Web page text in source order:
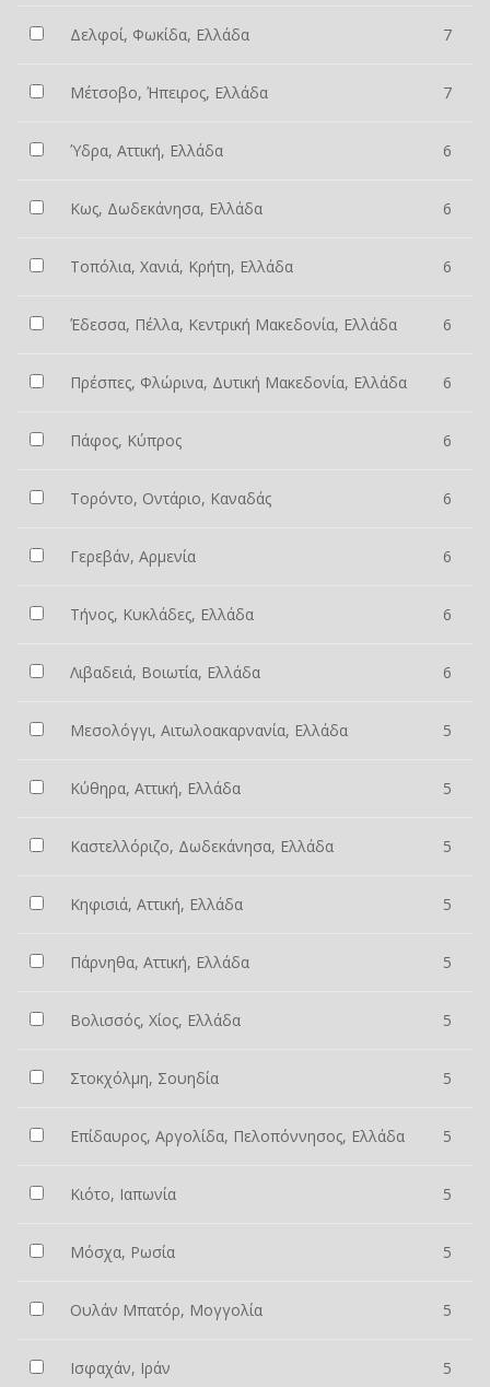
Δελφοί, Φωκίδα, Ελλάδα 7
Μέτσοβο, Ήπειρος, Ελλάδα 7
Ύδρα, Αττική, Ελλάδα 6
Κως, Δωδεκάνησα, Ελλάδα 6
Τοπόλια, Χανιά, Κρήτη, Ελλάδα 6
Έδεσσα, Πέλλα, Κεντρική Μακεδονία, Ελλάδα 6
Πρέσπες, Φλώρινα, Δυτική Μακεδονία, Ελλάδα 6
Πάφος, Κύπρος 6
Τορόντο, Οντάριο, Καναδάς 6
Γερεβάν, Αρμενία 6
Τήνος, Κυκλάδες, Ελλάδα 6
Λιβαδειά, Βοιωτία, Ελλάδα 6
Μεσολόγγι, Αιτωλοακαρνανία, Ελλάδα 5
Κύθηρα, Αττική, Ελλάδα 5
Καστελλόριζο, Δωδεκάνησα, Ελλάδα 5
Κηφισιά, Αττική, Ελλάδα 5
Πάρνηθα, Αττική, Ελλάδα 5
Βολισσός, Χίος, Ελλάδα 5
Στοκχόλμη, Σουηδία 5
Επίδαυρος, Αργολίδα, Πελοπόννησος, Ελλάδα 5
Κιότο, Ιαπωνία 5
Μόσχα, Ρωσία 5
Ουλάν Μπατόρ, Μογγολία 5
Ισφαχάν, Ιράν 5